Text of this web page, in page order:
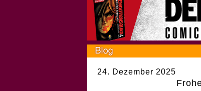
24. Dezember 2025